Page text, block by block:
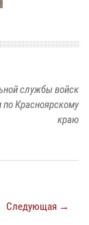
службы войск
Красноярскому
краю
Следующая →